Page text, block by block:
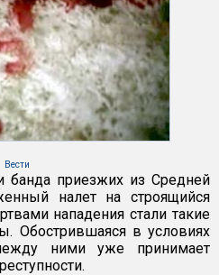
Вести
банда приезжих из Средней
налет на строящийся
нападения стали такие
Обострившаяся в условиях
ними уже принимает